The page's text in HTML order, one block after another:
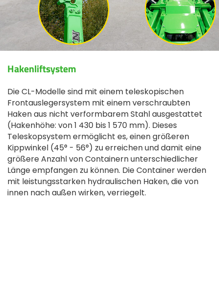
Hakenliftsystem
Die CL-Modelle sind mit einem teleskopischen
Frontauslegersystem mit einem verschraubten
Haken aus nicht verformbarem Stahl ausgestattet
(Hakenhöhe: von 1 430 bis 1 570 mm). Dieses
Teleskopsystem ermöglicht es, einen größeren
Kippwinkel (45° - 56°) zu erreichen und damit eine
größere Anzahl von Containern unterschiedlicher
Länge empfangen zu können. Die Container werden
mit leistungsstarken hydraulischen Haken, die von
innen nach außen wirken, verriegelt.